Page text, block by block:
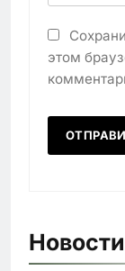
этом